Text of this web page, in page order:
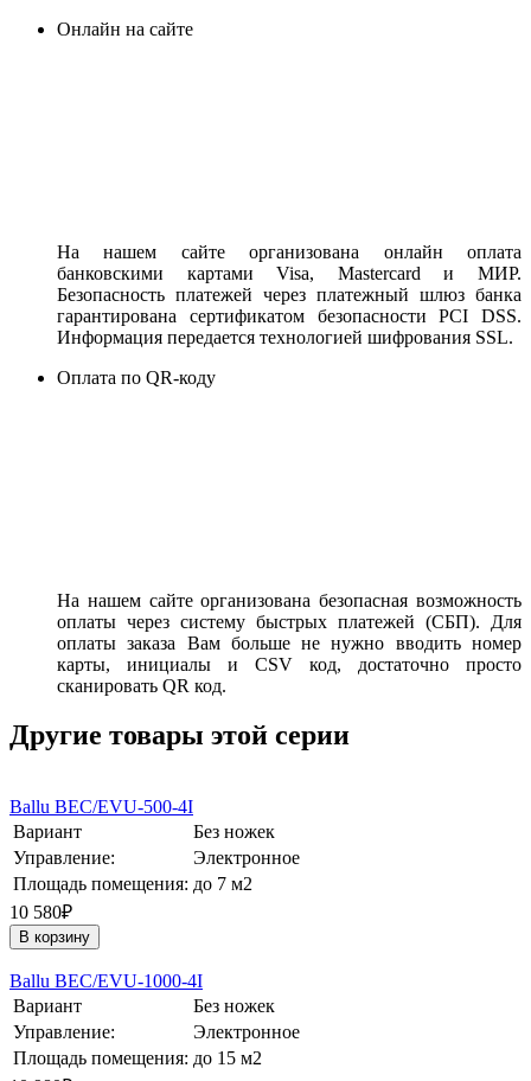
Онлайн на сайте
На нашем сайте организована онлайн оплата
банковскими картами Visa, Mastercard и МИР.
Безопасность платежей через платежный шлюз банка
гарантирована сертификатом безопасности PCI DSS.
Информация передается технологией шифрования SSL.
Оплата по QR-коду
На нашем сайте организована безопасная возможность
оплаты через систему быстрых платежей (СБП). Для
оплаты заказа Вам больше не нужно вводить номер
карты, инициалы и CSV код, достаточно просто
сканировать QR код.
Другие товары этой серии
Ballu BEC/EVU-500-4I
Вариант
Без ножек
Управление:
Электронное
Площадь помещения: до 7 м2
10 580₽
В корзину
Ballu BEC/EVU-1000-4I
Вариант
Без ножек
Управление:
Электронное
Площадь помещения: до 15 м2